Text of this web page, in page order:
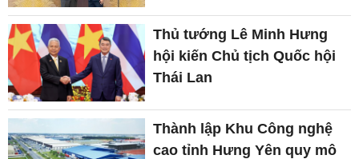
Thủ tướng Lê Minh Hưng
hội kiến Chủ tịch Quốc hội
Thái Lan
Thành lập Khu Công nghệ
cao tỉnh Hưng Yên quy mô